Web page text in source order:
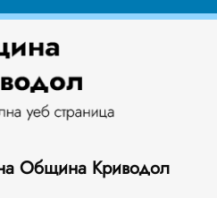
Община Криводол